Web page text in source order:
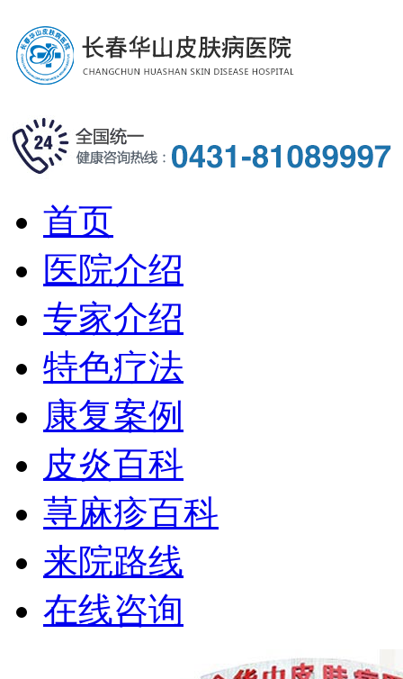
首页
医院介绍
专家介绍
特色疗法
康复案例
皮炎百科
荨麻疹百科
来院路线
在线咨询